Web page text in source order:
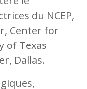
du NCEP,
Center for
of Texas
Dallas.